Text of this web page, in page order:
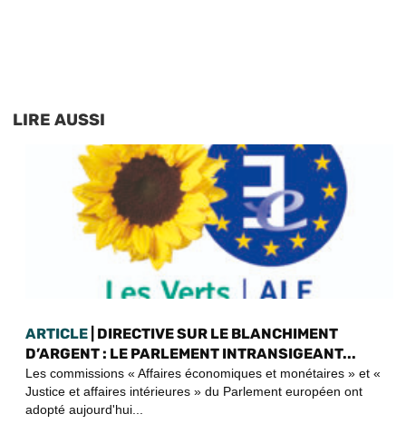
LIRE AUSSI
ARTICLE | DIRECTIVE SUR LE BLANCHIMENT
D’ARGENT : LE PARLEMENT INTRANSIGEANT...
Les commissions « Affaires économiques et monétaires » et «
Justice et affaires intérieures » du Parlement européen ont
adopté aujourd'hui...